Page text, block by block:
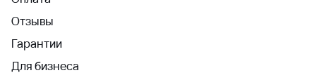
Отзывы
Гарантии
Для бизнеса